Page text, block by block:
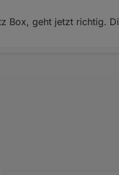
mal, dass daher das Backup
Box, geht jetzt richtig.